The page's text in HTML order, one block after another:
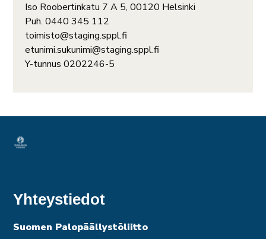
Iso Roobertinkatu 7 A 5, 00120 Helsinki
Puh. 0440 345 112
toimisto@staging.sppl.fi
etunimi.sukunimi@staging.sppl.fi
Y-tunnus 0202246-5
Yhteystiedot
Suomen Palopäällystöliitto